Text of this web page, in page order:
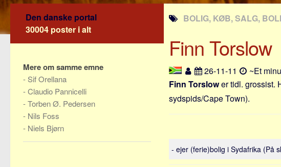
BOLIG, KØB, SALG,
Finn Torslow
26-11-11
~Et
Finn Torslower tidl. grossist.
sydspids/Cape Town).
- ejer (ferie)bolig i Sydafrika (På
Den danske portal
30004 poster i alt
Mere om samme emne
- Sif Orellana
-Claudio Pannicelli
-Torben Ø. Pedersen
- Nils Foss
- Niels Bjørn